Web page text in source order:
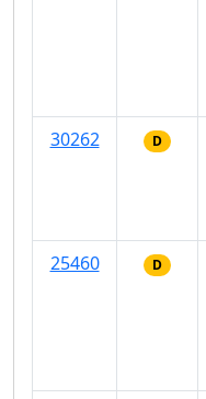
30262
D
25460
D